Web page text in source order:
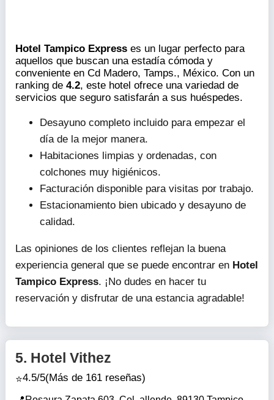
Hotel Tampico Express es un lugar perfecto para
aquellos que buscan una estadía cómoda y
conveniente en Cd Madero, Tamps., México. Con un
ranking de 4.2, este hotel ofrece una variedad de
servicios que seguro satisfarán a sus huéspedes.
Desayuno completo incluido para empezar el
día de la mejor manera.
Habitaciones limpias y ordenadas, con
colchones muy higiénicos.
Facturación disponible para visitas por trabajo.
Estacionamiento bien ubicado y desayuno de
calidad.
Las opiniones de los clientes reflejan la buena
experiencia general que se puede encontrar en Hotel
Tampico Express. ¡No dudes en hacer tu
reservación y disfrutar de una estancia agradable!
5. Hotel Vithez
4.5/5(Más de 161 reseñas)